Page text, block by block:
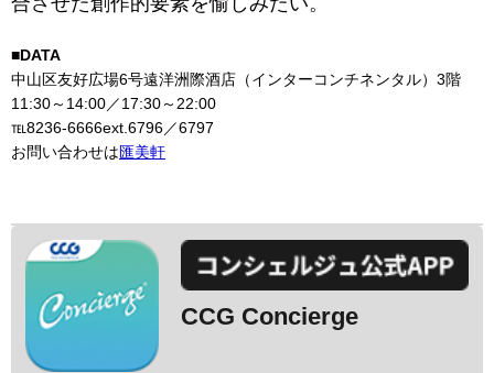
■DATA
中山区友好広場6号遠洋洲際酒店（インターコンチネンタル）3階
11:30～14:00／17:30～22:00
℡8236-6666ext.6796／6797
お問い合わせは匯美軒
CCG Concierge